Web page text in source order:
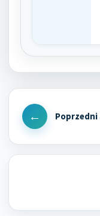
Nawigacja
wpisu
Previous